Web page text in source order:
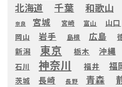
北海道 千葉 和歌山
奈良 宮城 宮崎 富山 山口
岡山
岩手 島根 広島
新潟 東京 栃木 沖縄
石川
神奈川 福井 福
茨城 長崎 長野 青森